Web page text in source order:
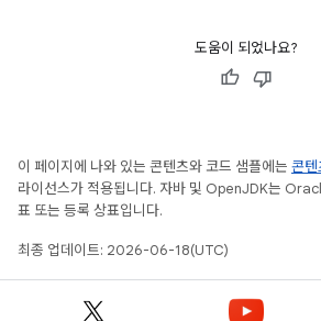
도움이 되었나요?
이 페이지에 나와 있는 콘텐츠와 코드 샘플에는 콘텐
라이선스가 적용됩니다. 자바 및 OpenJDK는
표 또는 등록 상표입니다.
최종 업데이트: 2026-06-18(UTC)